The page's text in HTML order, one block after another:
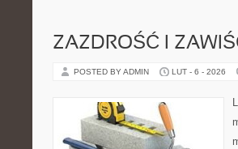
ZAZDROŚĆ I
POSTED BY ADMIN LUT - 6 - 2026